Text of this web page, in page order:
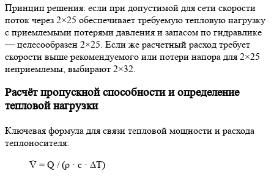
Принцип решения: если при допустимой для сети скорости
поток через 2×25 обеспечивает требуемую тепловую нагрузку
с приемлемыми потерями давления и запасом по гидравлике
— целесообразен 2×25. Если же расчетный расход требует
скорости выше рекомендуемого или потери напора для 2×25
неприемлемы, выбирают 2×32.
Расчёт пропускной способности и определение
тепловой нагрузки
Ключевая формула для связи тепловой мощности и расхода
теплоносителя:
V̇ = Q / (ρ · c · ΔT)